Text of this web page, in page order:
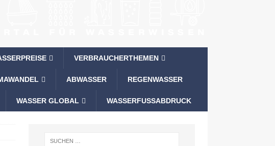
VERBRAUCHERTHEMEN
ABWASSER REGENWASSER
WASSER GLOBAL WASSERFUSSABDRUCK